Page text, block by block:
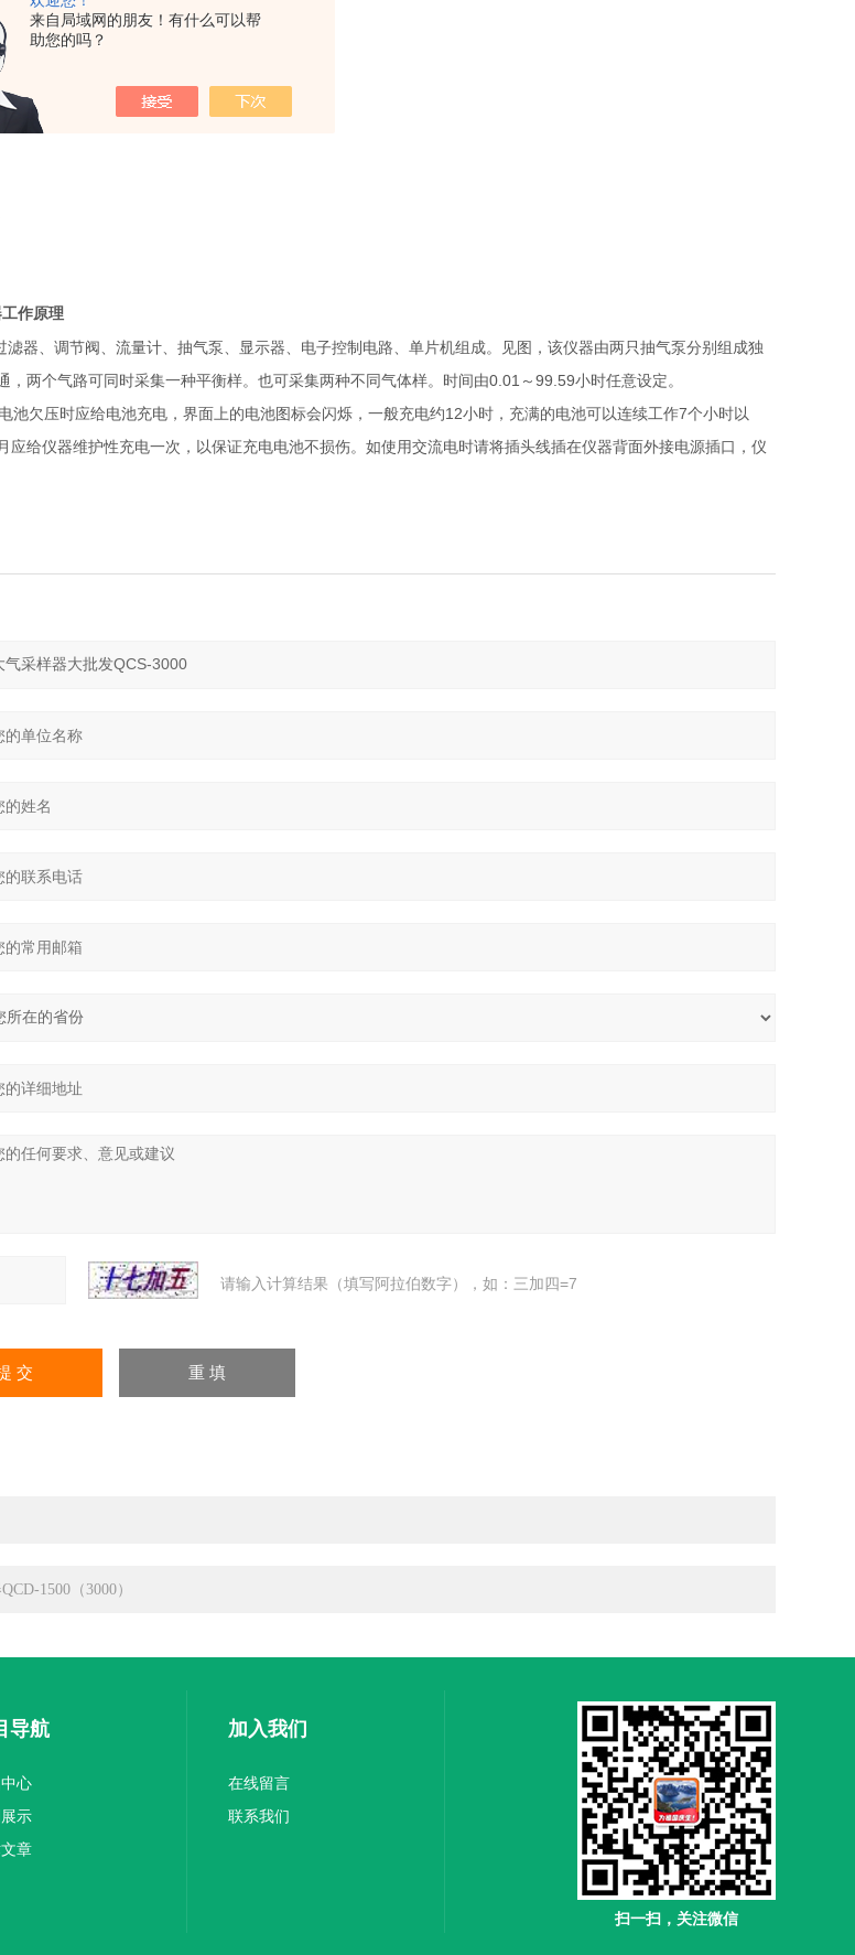
来自局域网的朋友！有什么可以帮
助您的吗？
工作原理
器、调节阀、流量计、抽气泵、显示器、电子控制电路、单片机组成。见图，该仪器由两只抽气泵分别组成独
，两个气路可同时采集一种平衡样。也可采集两种不同气体样。时间由0.01～99.59小时任意设定。
池欠压时应给电池充电，界面上的电池图标会闪烁，一般充电约12小时，充满的电池可以连续工作7个小时以
应给仪器维护性充电一次，以保证充电电池不损伤。如使用交流电时请将插头线插在仪器背面外接电源插口，仪
请输入计算结果（填写阿拉伯数字），如：三加四=7
1500（3000）
导航
心
示
章
加入我们
在线留言
联系我们
扫一扫，关注微信